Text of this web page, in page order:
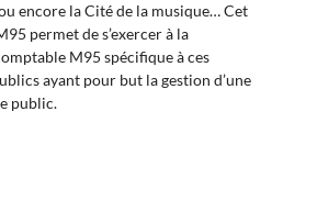
encore la Cité de la musique… Cet
permet de s’exercer à la
M95 spécifique à ces
ayant pour but la gestion d’une
public.